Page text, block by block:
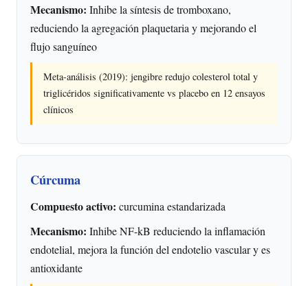
Mecanismo: Inhibe la síntesis de tromboxano,
reduciendo la agregación plaquetaria y mejorando el
flujo sanguíneo
Meta-análisis (2019): jengibre redujo colesterol total y
triglicéridos significativamente vs placebo en 12 ensayos
clínicos
Cúrcuma
Compuesto activo: curcumina estandarizada
Mecanismo: Inhibe NF-kB reduciendo la inflamación
endotelial, mejora la función del endotelio vascular y es
antioxidante